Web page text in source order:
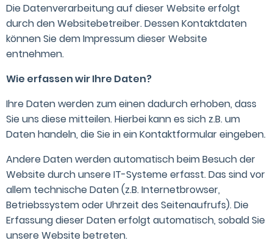
Die Datenverarbeitung auf dieser Website erfolgt
durch den Websitebetreiber. Dessen Kontaktdaten
können Sie dem Impressum dieser Website
entnehmen.
Wie erfassen wir Ihre Daten?
Ihre Daten werden zum einen dadurch erhoben, dass
Sie uns diese mitteilen. Hierbei kann es sich z.B. um
Daten handeln, die Sie in ein Kontaktformular eingeben.
Andere Daten werden automatisch beim Besuch der
Website durch unsere IT-Systeme erfasst. Das sind vor
allem technische Daten (z.B. Internetbrowser,
Betriebssystem oder Uhrzeit des Seitenaufrufs). Die
Erfassung dieser Daten erfolgt automatisch, sobald Sie
unsere Website betreten.